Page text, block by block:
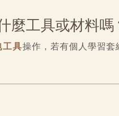
麼工具或材料嗎
工具操作，若有個人學習套